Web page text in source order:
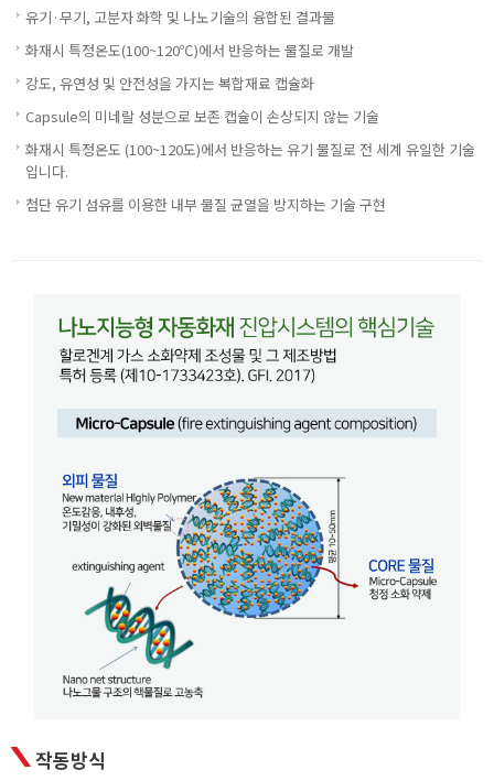
유기·무기, 고분자 화학 및 나노기술의 융합된 결과물
화재시 특정온도(100~120℃)에서 반응하는 물질로 개발
강도, 유연성 및 안전성을 가지는 복합재료 캡슐화
Capsule의 미네랄 성분으로 보존 캡슐이 손상되지 않는 기술
화재시 특정온도 (100~120도)에서 반응하는 유기 물질로 전 세계 유일한 기술
입니다.
첨단 유기 섬유를 이용한 내부 물질 균열을 방지하는 기술 구현
작동방식